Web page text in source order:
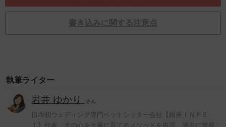
書き込みに関する注意点
執筆ライター
岩井 ゆかり さん
日本初ウェディング専門ペットシッター会社【銀座ＩＮＰＥ
Ｔ】代表。犬の心を大事に育てるメソッドを推奨。過去に警察